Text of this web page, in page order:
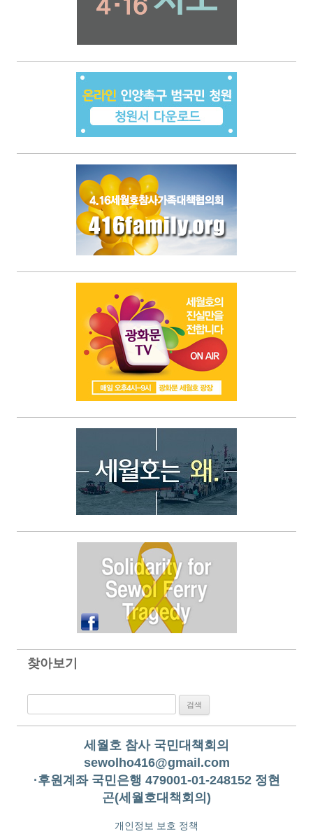
찾아보기
세월호 참사 국민대책회의
sewolho416@gmail.com
·후원계좌 국민은행 479001-01-248152 정현
곤(세월호대책회의)
개인정보 보호 정책